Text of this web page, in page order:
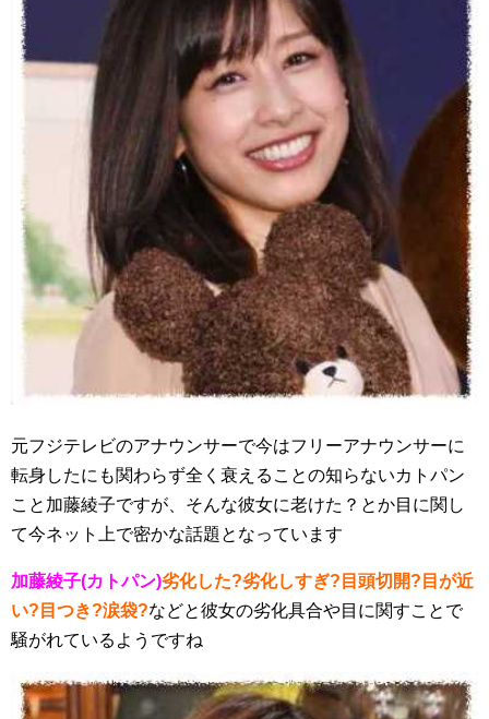
元フジテレビのアナウンサーで今はフリーアナウンサーに
転身したにも関わらず全く衰えることの知らないカトパン
こと加藤綾子ですが、そんな彼女に老けた？とか目に関し
て今ネット上で密かな話題となっています
加藤綾子(カトパン)劣化した?劣化しすぎ?目頭切開?目が近
い?目つき?涙袋?などと彼女の劣化具合や目に関すことで
騒がれているようですね